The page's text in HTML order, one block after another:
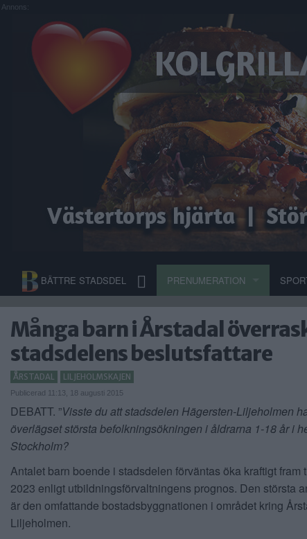
Annons:
BÄTTRE STADSDEL PRENUMERATION
Många barn i Årstadal
stadsdelens beslutsfattare
ÅRSTADAL LILJEHOLMSKAJEN
Publicerad 11:13, 18 augusti 2015
DEBATT. ”Visste du att stadsdelen Hägersten-Liljeholmen
överlägset största befolkningsökningen i åldrarna 1-18 år i
Stockholm?
Antalet barn boende i stadsdelen förväntas öka kraftigt fram
2023 enligt utbildningsförvaltningens prognos. Den största
är den omfattande bostadsbyggnationen i området kring
Liljeholmen.